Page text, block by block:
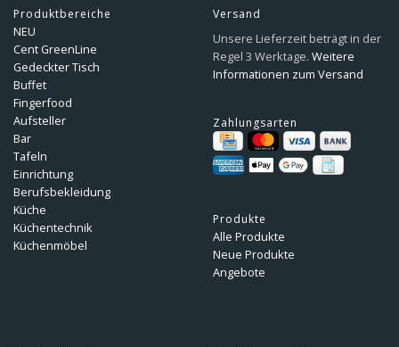
Produktbereiche
NEU
Cent GreenLine
Gedeckter Tisch
Buffet
Fingerfood
Aufsteller
Bar
Tafeln
Einrichtung
Berufsbekleidung
Küche
Küchentechnik
Küchenmöbel
Versand
Unsere Lieferzeit beträgt in der
Regel 3 Werktage. Weitere
Informationen zum Versand
Zahlungsarten
Produkte
Alle Produkte
Neue Produkte
Angebote